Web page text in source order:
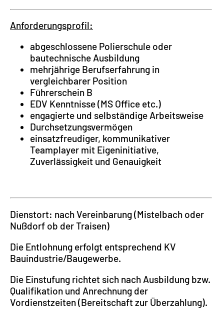
Anforderungsprofil:
abgeschlossene Polierschule oder
bautechnische Ausbildung
mehrjährige Berufserfahrung in
vergleichbarer Position
Führerschein B
EDV Kenntnisse (MS Office etc.)
engagierte und selbständige Arbeitsweise
Durchsetzungsvermögen
einsatzfreudiger, kommunikativer
Teamplayer mit Eigeninitiative,
Zuverlässigkeit und Genauigkeit
Dienstort: nach Vereinbarung (Mistelbach oder
Nußdorf ob der Traisen)
Die Entlohnung erfolgt entsprechend KV
Bauindustrie/Baugewerbe.
Die Einstufung richtet sich nach Ausbildung bzw.
Qualifikation und Anrechnung der
Vordienstzeiten (Bereitschaft zur Überzahlung).